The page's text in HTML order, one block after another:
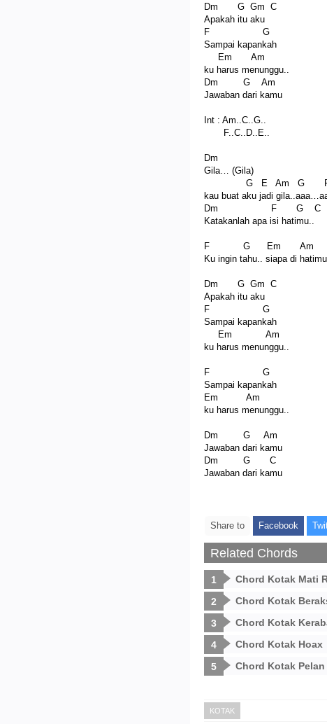
Dm G Gm C
Apakah itu aku
F G
Sampai kapankah
Em Am
ku harus menunggu..
Dm G Am
Jawaban dari kamu
Int : Am..C..G..
F..C..D..E..
Dm
Gila… (Gila)
G E Am G F
kau buat aku jadi
Dm F G C
Katakanlah apa isi hatimu..
F G Em Am
Ku ingin tahu.. siapa di
Dm G Gm C
Apakah itu aku
F G
Sampai kapankah
Em Am
ku harus menunggu..
F G
Sampai kapankah
Em Am
ku harus menunggu..
Dm G Am
Jawaban dari kamu
Dm G C
Jawaban dari kamu
Share to Facebook
Related Chords
Chord Kotak Mati
Chord Kotak
Chord Kotak
Chord Kotak Hoax
Chord Kotak Pelan
KOTAK